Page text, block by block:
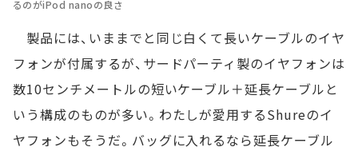
るのがiPod nanoの良さ
製品には、いままでと同じ白くて長いケーブルのイヤ
フォンが付属するが、サードパーティ製のイヤフォンは
数10センチメートルの短いケーブル＋延長ケーブルと
いう構成のものが多い。わたしが愛用するShureのイ
ヤフォンもそうだ。バッグに入れるなら延長ケーブル